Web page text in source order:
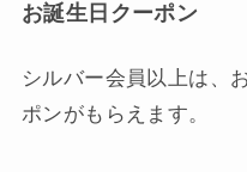
お誕生日クーポン
シルバー会員以上は、
ポンがもらえます。